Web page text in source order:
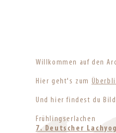
Willkommen auf den
Hier geht's zum
Und hier findest du
Frühlingserlachen
7. Deutscher